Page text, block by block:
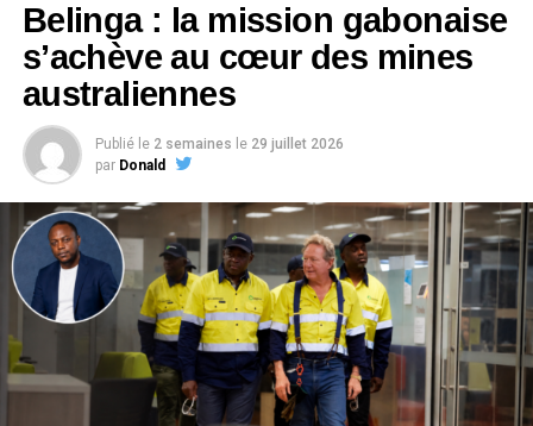
Belinga : la mission gabonaise
s’achève au cœur des mines
australiennes
Publié le 2 semaines le 29 juillet 2026
par Donald